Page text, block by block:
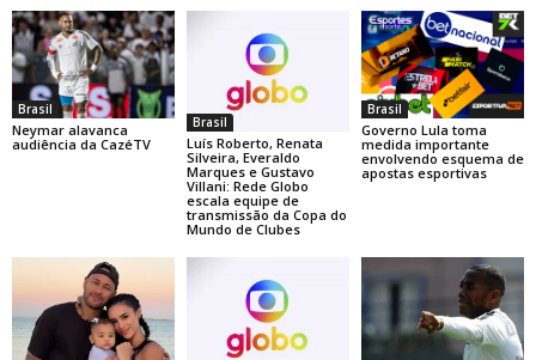
Brasil
Neymar alavanca
audiência da CazéTV
Brasil
Luís Roberto, Renata
Silveira, Everaldo
Marques e Gustavo
Villani: Rede Globo
escala equipe de
transmissão da Copa do
Mundo de Clubes
Brasil
Governo Lula toma
medida importante
envolvendo esquema de
apostas esportivas